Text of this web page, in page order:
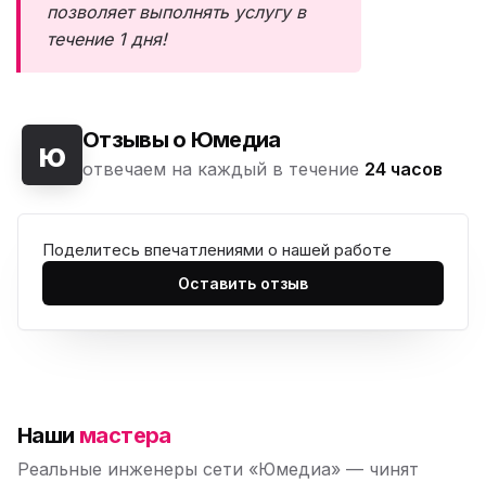
позволяет выполнять услугу в
течение 1 дня!
ю Отзывы о Юмедиа
отвечаем на каждый в течение 24 часов
Поделитесь впечатлениями о нашей работе
Оставить отзыв
Наши мастера
Реальные инженеры сети «Юмедиа» — чинят